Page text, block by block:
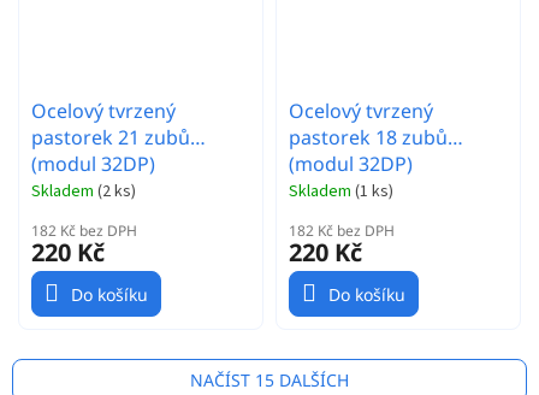
Ocelový tvrzený
pastorek 21 zubů
(modul 32DP)
Skladem (2 ks)
182 Kč bez DPH
220 Kč
Do košíku
Ocelový tvrzený
pastorek 18 zubů
(modul 32DP)
Skladem (1 ks)
182 Kč bez DPH
220 Kč
Do košíku
NAČÍST 15 DALŠÍCH